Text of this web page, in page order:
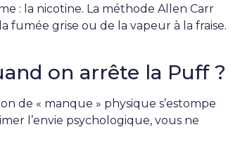
: la nicotine. La méthode Allen Carr
fumée grise ou de la vapeur à la fraise.
on arrête la Puff ?
de « manque » physique s’estompe
l’envie psychologique, vous ne